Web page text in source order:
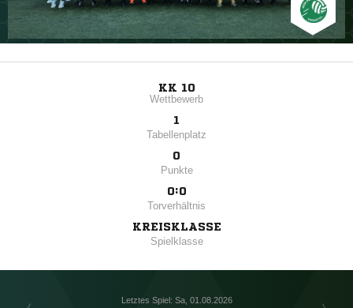
KK 10
Wettbewerb
1
Tabellenplatz
0
Punkte
0:0
Torverhältnis
KREISKLASSE
Spielklasse
Letztes Spiel: Sa, 01.08.2026